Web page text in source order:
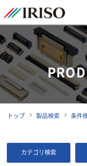
トップ 製品検索 条件
カテゴリ検索